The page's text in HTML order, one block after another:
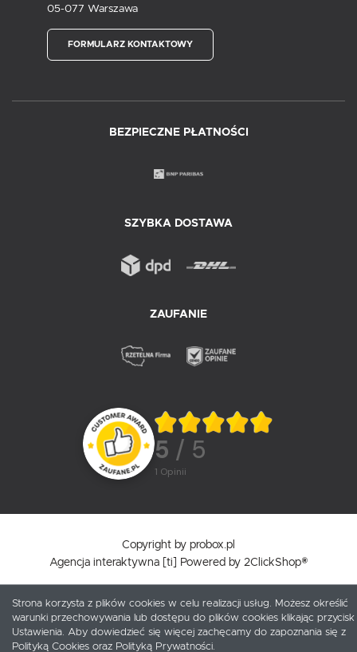
05-077 Warszawa
FORMULARZ KONTAKTOWY
BEZPIECZNE PŁATNOŚCI
SZYBKA DOSTAWA
ZAUFANIE
5 / 5
1 opinii
Copyright by probox.pl
Agencja interaktywna
[ti] Powered by 2ClickShop®
Strona korzysta z plików cookies w celu realizacji usług. Możesz określić
warunki przechowywania lub dostępu do plików cookies klikając przycisk
Ustawienia. Aby dowiedzieć się więcej zachęcamy do zapoznania się z
Polityką Cookies oraz Polityką Prywatności.